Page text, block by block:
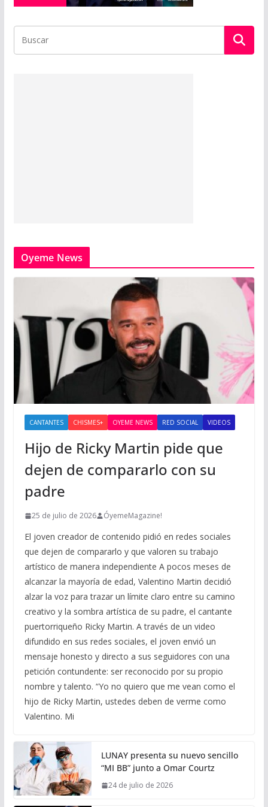
Oyeme News
CANTANTES CHISMES+ OYEME NEWS RED SOCIAL VIDEOS
Hijo de Ricky Martin pide que
dejen de compararlo con su
padre
25 de julio de 2026 ÓyemeMagazine!
El joven creador de contenido pidió en redes sociales
que dejen de compararlo y que valoren su trabajo
artístico de manera independiente A pocos meses de
alcanzar la mayoría de edad, Valentino Martin decidió
alzar la voz para trazar un límite claro entre su camino
creativo y la sombra artística de su padre, el cantante
puertorriqueño Ricky Martin. A través de un video
difundido en sus redes sociales, el joven envió un
mensaje honesto y directo a sus seguidores con una
petición contundente: ser reconocido por su propio
nombre y talento. “Yo no quiero que me vean como el
hijo de Ricky Martin, ustedes deben de verme como
Valentino. Mi
LUNAY presenta su nuevo sencillo
“MI BB” junto a Omar Courtz
24 de julio de 2026